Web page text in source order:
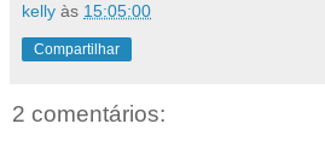
kelly às 15:05:00
Compartilhar
2 comentários: